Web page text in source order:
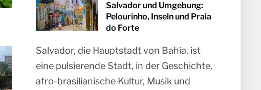
Salvador und Umgebung:
Pelourinho, Inseln und Praia
do Forte
Salvador, die Hauptstadt von Bahia, ist
eine pulsierende Stadt, in der Geschichte,
afro-brasilianische Kultur, Musik und